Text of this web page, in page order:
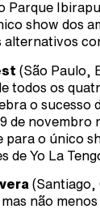
Parque
show dos
alternativos
(São Paulo,
todos os
o sucesso
de novembro
para o único
de Yo La
(Santiago,
não